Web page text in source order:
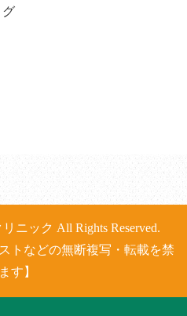
グ
ニック All Rights Reserved.
トなどの無断複写・転載を禁
す】